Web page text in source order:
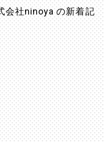
会社ninoya の新着記